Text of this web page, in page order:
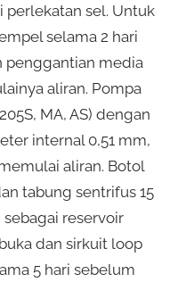
perlekatan sel. Untuk
selama 2 hari
penggantian media
aliran. Pompa
MA, AS) dengan
internal 0,51 mm,
aliran. Botol
tabung sentrifus 15
sebagai reservoir
dan sirkuit loop
5 hari sebelum